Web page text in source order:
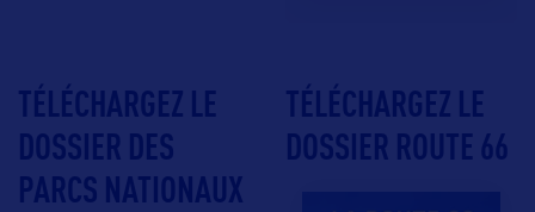
TÉLÉCHARGEZ LE
DOSSIER DES
PARCS NATIONAUX
TÉLÉCHARGEZ LE
DOSSIER ROUTE 66